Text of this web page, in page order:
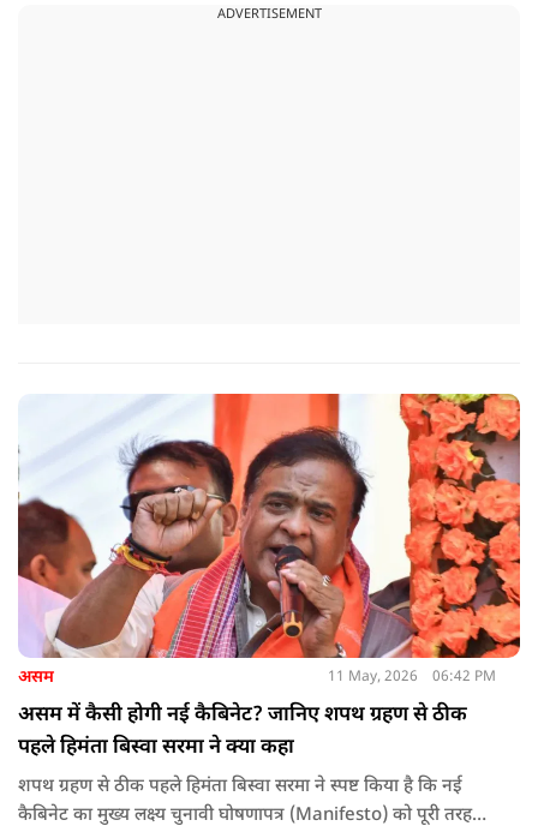
ADVERTISEMENT
असम 11 May, 2026 06:42 PM
असम में कैसी होगी नई कैबिनेट? जानिए शपथ ग्रहण से ठीक
पहले हिमंता बिस्वा सरमा ने क्या कहा
शपथ ग्रहण से ठीक पहले हिमंता बिस्वा सरमा ने स्पष्ट किया है कि नई
कैबिनेट का मुख्य लक्ष्य चुनावी घोषणापत्र (Manifesto) को पूरी तरह